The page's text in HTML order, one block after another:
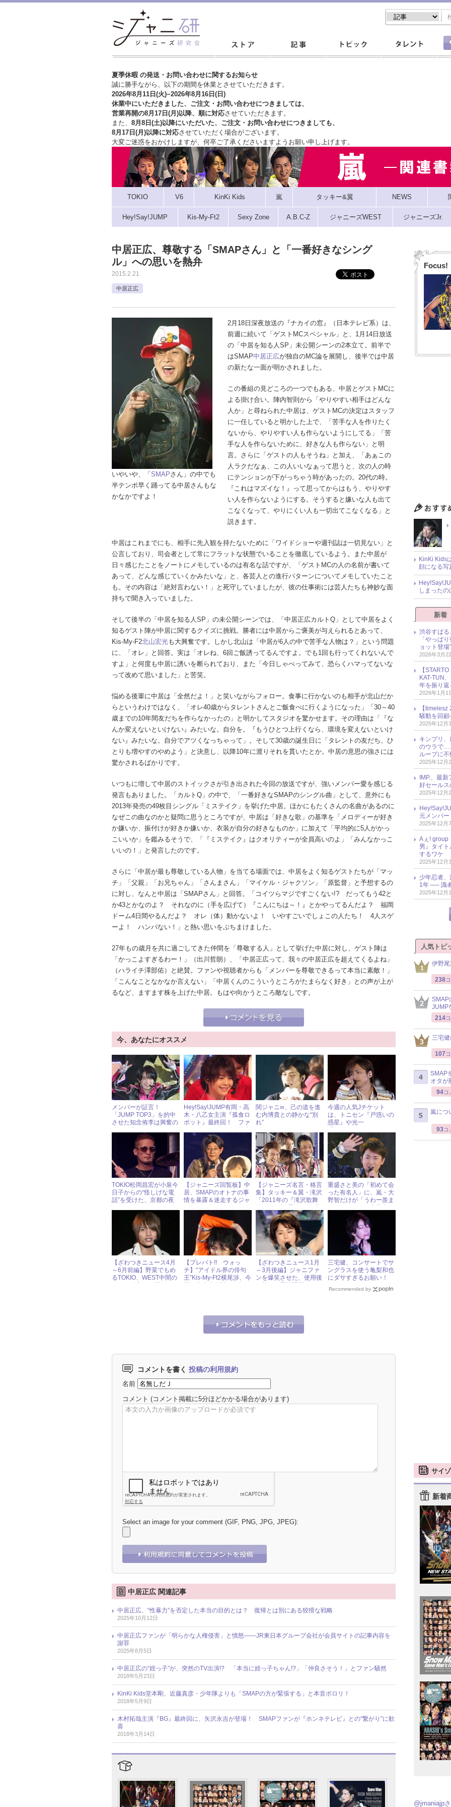
夏季休暇 の発送・お問い合わせに関するお知らせ
誠に勝手ながら、以下の期間を休業とさせていただきます。
2026年8月11日(火)~2026年8月16日(日)
休業中にいただきました、ご注文・お問い合わせにつきましては、
営業再開の8月17日(月)以降、順に対応させていただきます。
また、 8月8日(土)以降にいただいた、ご注文・ お問い合わせにつきましても、
8月17日(月)以降に対応させていただく場合がございます。
大変ご迷惑をおかけしますが、 何卒ご了承くださいますようお願い申し上げます。
TOKIO V6 KinKi Kids 嵐 タッキー&翼 NEWS
Hey!Say!JUMP Kis-My-Ft2 Sexy Zone A.B.C-Z ジャニーズWEST ジャニーズJr.
中居正広、尊敬する「SMAPさん」と「一番好きなシング
ル」への思いを熱弁
2015.2.21
中居正広
いやいや、「 SMAPさん」の中でも
半テンポ早く踊ってる中居さんもな
かなかですよ！
2月18日深夜放送の『ナカイの窓』（日本テレビ系）は、
前週に続いて「ゲストMCスペシャル」と、1月14日放送
の「中居を知る人SP」未公開シーンの2本立て。前半で
はSMAP中居正広が独自のMC論を展開し、後半では中居
の新たな一面が明かされました。
この番組の見どころの一つでもある、中居とゲストMCに
よる掛け合い。陣内智則から「やりやすい相手はどんな
人か」と尋ねられた中居は、ゲストMCの決定はスタッフ
に一任していると明かした上で、「苦手な人を作りたく
ないから、やりやすい人も作らないようにしてる」「苦
手な人を作らないために、好きな人も作らない」と明
言。さらに「ゲストの人もそうね」と加え、「あぁこの
人ラクだなぁ、この人いいなぁって思うと、次の人の時
にテンションが下がっちゃう時があったの。20代の時。
『これはマズイな！』って思ってからはもう、やりやす
い人を作らないようにする。そうすると嫌いな人も出て
こなくなって、やりにくい人も一切出てこなくなる」と
説きます。
中居はこれまでにも、相手に先入観を持たないために「ワイドショーや週刊誌は一切見ない」と
公言しており、司会者として常にフラットな状態でいることを徹底しているよう。また中居が
日々感じたことをノートにメモしているのは有名な話ですが、「ゲストMCの人の名前が書いて
あって、どんな感じていくかみたいな」と、各芸人との進行パターンについてメモしていたこと
も。その内容は「絶対言わない！」と死守していましたが、彼の仕事術には芸人たちも神妙な面
持ちで聞き入っていました。
そして後半の「中居を知る人SP」の未公開シーンでは、「中居正広カルトQ」として中居をよく
知るゲスト陣が中居に関するクイズに挑戦。勝者には中居からご褒美が与えられるとあって、
Kis-My-F2北山宏光も大興奮です。しかし北山は「中居が6人の中で苦手な人物は？」という問題
に、「オレ」と回答。実は「オレね、6回ご飯誘ってるんですよ。でも1回も行ってくれないんで
すよ」と何度も中居に誘いを断られており、また「今日しゃべってみて、恐らくハマってないな
って改めて思いました」と苦笑。
悩める後輩に中居は「全然だよ！」と笑いながらフォロー。食事に行かないのも相手が北山だか
らというわけではなく、「オレ40歳からタレントさんとご飯食べに行くようになった」「30～40
歳までの10年間友だちを作らなかったの」と明かしてスタジオを驚かせます。その理由は「『な
んか変えないといけない』みたいな。自分を。『もうひとつ上行くなら、環境を変えないといけ
ない』みたいな。自分でアツくなっちゃって」。そして30歳の誕生日に「タレントの友だち、ひ
とりも増やすのやめよう」と決意し、以降10年に渡りそれを貫いたとか。中居の意思の強さには
驚かされるばかりです。
いつもに増して中居のストイックさが引き出された今回の放送ですが、強いメンバー愛を感じる
発言もありました。「カルトQ」の中で、「一番好きなSMAPのシングル曲」として、意外にも
2013年発売の49枚目シングル「ミステイク」を挙げた中居。ほかにもたくさんの名曲があるのに
なぜこの曲なのかと疑問に思うところですが、中居は「好きな歌」の基準を「メロディーが好き
か嫌いか、振付けが好きか嫌いか、衣装が自分の好きなものか」に加えて「平均的に5人がかっ
こいいか」を鑑みるそうで、「『ミステイク』はクオリティーが全員高いのよ」「みんなかっこ
いいの！」と発言したのです。
さらに「中居が最も尊敬している人物」を当てる場面では、中居をよく知るゲストたちが「マッ
チ」「父親」「お兄ちゃん」「さんまさん」「マイケル・ジャクソン」「原監督」と予想するの
に対し、なんと中居は「SMAPさん」と回答。「コイツらマジですごくない!? だってもう42と
か43とかなのよ？ それなのに（手を広げて）『こんにちは～！』とかやってるんだよ？ 福岡
ドーム4日間やるんだよ？ オレ（体）動かないよ！ いやすごいでしょこの人たち！ 4人スゲ
ーよ！ ハンパない！」と熱い思いをぶちまけました。
27年もの歳月を共に過ごしてきた仲間を「尊敬する人」として挙げた中居に対し、ゲスト陣は
「かっこよすぎるわー！」（出川哲朗）、「中居正広って、我々の中居正広を超えてくるよね」
（ハライチ澤部佑）と絶賛。ファンや視聴者からも「メンバーを尊敬できるって本当に素敵！」
「こんなことなかなか言えない」「中居くんのこういうところがたまらなく好き」との声が上が
るなど、ますます株を上げた中居。もはや向かうところ敵なしです。
今、あなたにオススメ
メンバーが証言！
「JUMP TOP3」を的中
させた知念侑李は興奮の
Hey!Say!JUMP有岡・高
木・八乙女主演『孤食ロ
ボット』最終回！ ファ
も大注目していた!?
関ジャニ∞、己の道を進
む内博貴との静かな“別
れ”
今週の人気Jチケット
は、トニセン『戸惑いの
惑星』や光一
TOKIO松岡昌宏が小泉今
日子からの“怪しげな電
話”を受けた、京都の夜
【ジャニーズ回覧板】中
居、SMAPのオトナの事
情を暴露＆迷走するジャ
【ジャニーズ名言・格言
集】タッキー＆翼・滝沢
「2011年の『滝沢歌舞
のダンスの原点とは？
重盛さと美の「初めて会
った有名人」に、嵐・大
野智だけが「うわー羨ま
【ざわつきニュース4月
～6月前編】野菜でもめ
るTOKIO、WEST中間の
【プレバト!! ウォッ
チ】“アイドル界の俳句
王”Kis-My-Ft2横尾渉、今
【ざわつきニュース1月
～3月後編】ジャニファ
ンを爆笑させた、使用後
三宅健、コンサートでサ
ングラスを使う亀梨和也
にダサすぎるお願い！
Recommended by
コメントを書く 投稿の利用規約
名前
コメント (コメント掲載に5分ほどかかる場合があります)
Select an image for your comment (GIF, PNG, JPG, JPEG):
中居正広 関連記事
中居正広、“性暴力”を否定した本当の目的とは？ 復帰とは別にある狡猾な戦略
2025年10月12日
中居正広ファンが「明らかな人権侵害」と憤怒――JR東日本グループ会社が会員サイトの記事内容を
謝罪
2025年8月5日
中居正広の“姪っ子”が、突然のTV出演!? 「本当に姪っ子ちゃん!?」「仲良さそう！」とファン騒然
2018年5月23日
KinKi Kids堂本剛、近藤真彦・少年隊よりも「SMAPの方が緊張する」と本音ポロリ！
2018年5月9日
木村拓哉主演『BG』最終回に、矢沢永吉が登場！ SMAPファンが『ホンネテレビ』との“繋がり”に歓
喜
2018年3月14日
Focus!
KinKi Kids
顔になる写
しまったの
新着
渋谷すば
「やっぱ
ョット登
2026年3月
【
KAT-TUN
年を振り返
2026年1月1
【
騒動を回
2025年12月
キンプリ
のウラで
ループに不
2025年12月
IMP.、最
好セールス
2025年12月
元メンバー
2025年12月
Aぇ! group
男』タイ
するワケ
2025年12月
少年忍者
1年 ── 識
2025年12月
人気トピ
伊野
238
SMAP
JUMP
214
三宅
107
SMAP
オタが
94コ
嵐につ
93コ
サイ
新着
@jmaniajp